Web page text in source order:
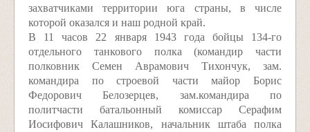
захватчиками территории юга страны, в числе
которой оказался и наш родной край.
В 11 часов 22 января 1943 года бойцы 134-го
отдельного танкового полка (командир части
полковник Семен Аврамович Тихончук, зам.
командира по строевой части майор Борис
Федорович Белозерцев, зам.командира по
политчасти батальонный комиссар Серафим
Иосифович Калашников, начальник штаба полка